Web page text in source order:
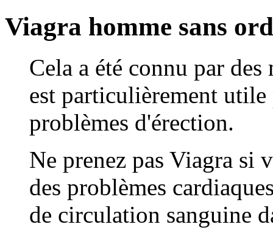
Viagra homme sans
Cela a été connu par
est particulièrement
problèmes d'érection.
Ne prenez pas Viagra si
des problèmes
de circulation sanguine